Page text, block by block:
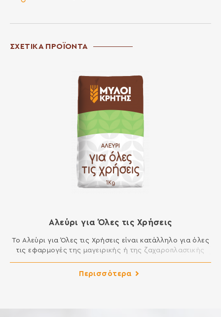
ΣΧΕΤΙΚΑ ΠΡΟΪΟΝΤΑ
Αλεύρι για Όλες τις Χρήσεις
Το Αλεύρι για Όλες τις Χρήσεις είναι κατάλληλο για όλες
τις εφαρμογές της μαγειρικής ή της ζαχαροπλαστικής
κέικ, μελομακάρονα, κουραμπιέδες, τσουρέκια, φύλλο,
Περισσότερα